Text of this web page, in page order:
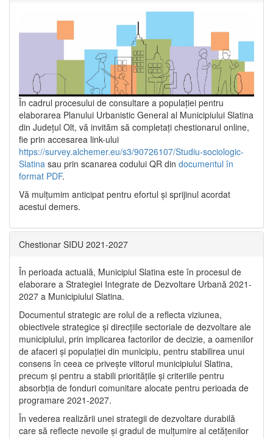
În cadrul procesului de consultare a populaţiei pentru
elaborarea Planului Urbanistic General al Municipiului Slatina
din Județul Olt, vă invităm să completați chestionarul online,
fie prin accesarea link-ului
https://survey.alchemer.eu/s3/90726107/Studiu-sociologic-
Slatina sau prin scanarea codului QR din documentul în
format PDF.
Vă mulţumim anticipat pentru efortul şi sprijinul acordat
acestui demers.
Chestionar SIDU 2021-2027
În perioada actuală, Municipiul Slatina este în procesul de
elaborare a Strategiei Integrate de Dezvoltare Urbană 2021‐
2027 a Municipiului Slatina.
Documentul strategic are rolul de a reflecta viziunea,
obiectivele strategice și direcțiile sectoriale de dezvoltare ale
municipiului, prin implicarea factorilor de decizie, a oamenilor
de afaceri și populației din municipiu, pentru stabilirea unui
consens în ceea ce privește viitorul municipiului Slatina,
precum și pentru a stabili prioritățile și criteriile pentru
absorbția de fonduri comunitare alocate pentru perioada de
programare 2021-2027.
În vederea realizării unei strategii de dezvoltare durabilă
care să reflecte nevoile și gradul de mulțumire al cetățenilor